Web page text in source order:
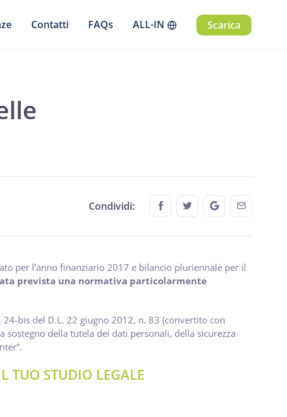
Contatti FAQs ALL-IN Scarica
Condividi: Share this on FaceBook
Share this on Twitter
Share this on
Share
per l’anno finanziario 2017 e bilancio pluriennale per il
prevista una normativa particolarmente
bis del D.L. 22 giugno 2012, n. 83 (convertito con
della tutela dei dati personali, della sicurezza
TUO STUDIO LEGALE